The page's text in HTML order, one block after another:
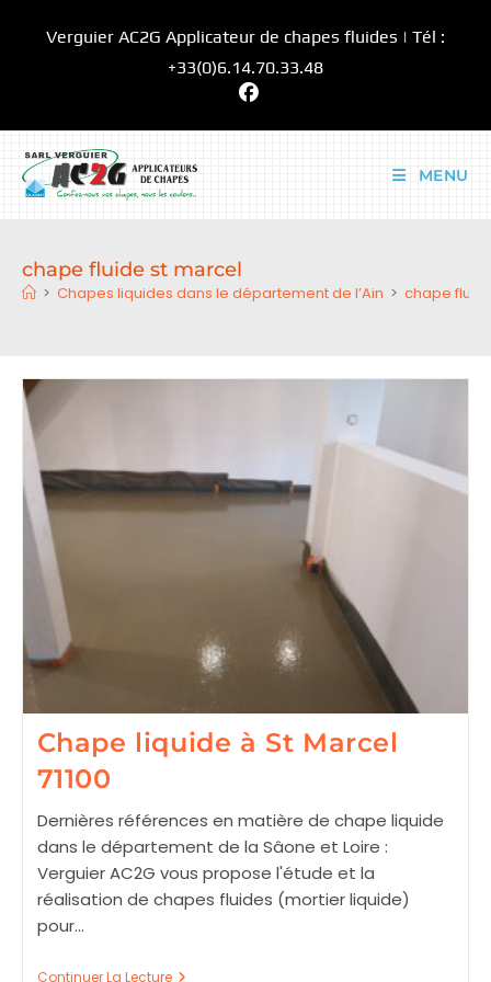
Verguier AC2G Applicateur de chapes fluides | Tél :
+33(0)6.14.70.33.48
MENU
chape fluide st marcel
> Chapes liquides dans le département de l’Ain > chape
Chape liquide à St Marcel
71100
Dernières références en matière de chape liquide
dans le département de la Sâone et Loire :
Verguier AC2G vous propose l'étude et la
réalisation de chapes fluides (mortier liquide)
pour…
Continuer La LectureChape